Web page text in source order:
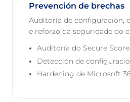
Prevención de brechas
Auditoría de configuración,
e reforzo da seguridade do
Auditoría do Secure Score
Detección de
Hardening de Microsoft